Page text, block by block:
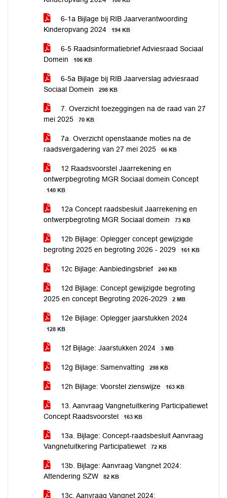
6-1a Bijlage bij RIB Jaarverantwoording
Kinderopvang 2024
194 KB
6-5 Raadsinformatiebrief Adviesraad Sociaal
Domein
106 KB
6-5a Bijlage bij RIB Jaarverslag adviesraad
Sociaal Domein
298 KB
7. Overzicht toezeggingen na de raad van 27
mei 2025
70 KB
7a. Overzicht openstaande moties na de
raadsvergadering van 27 mei 2025
66 KB
12 Raadsvoorstel Jaarrekening en
ontwerpbegroting MGR Sociaal domein Concept
140 KB
12a Concept raadsbesluit Jaarrekening en
ontwerpbegroting MGR Sociaal domein
73 KB
12b Bijlage: Oplegger concept gewijzigde
begroting 2025 en begroting 2026 - 2029
161 KB
12c Bijlage: Aanbiedingsbrief 240 KB
12d Bijlage: Concept gewijzigde begroting
2025 en concept Begroting 2026-2029
2 MB
12e Bijlage: Oplegger jaarstukken 2024
128 KB
12f Bijlage: Jaarstukken 2024 3 MB
12g Bijlage: Samenvatting 298 KB
12h Bijlage: Voorstel zienswijze 163 KB
13. Aanvraag Vangnetuitkering Participatiewet
Concept Raadsvoorstel
163 KB
13a. Bijlage: Concept-raadsbesluit Aanvraag
Vangnetuitkering Participatiewet
72 KB
13b. Bijlage: Aanvraag Vangnet 2024:
Attendering SZW
82 KB
13c. Aanvraag Vangnet 2024: